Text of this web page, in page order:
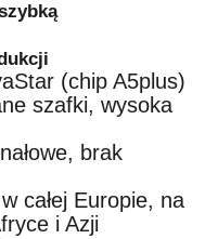
(chip A5plus)
szafki, wysoka
brak
całej Europie, na
i Azji